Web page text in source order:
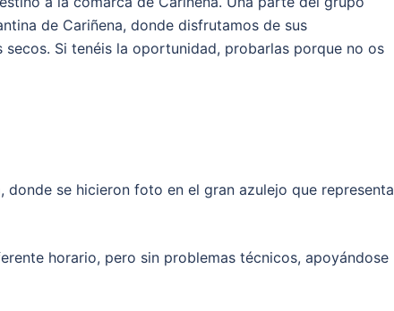
de Cariñena, donde disfrutamos de sus
Si tenéis la oportunidad, probarlas porque no os
se hicieron foto en el gran azulejo que representa
horario, pero sin problemas técnicos, apoyándose